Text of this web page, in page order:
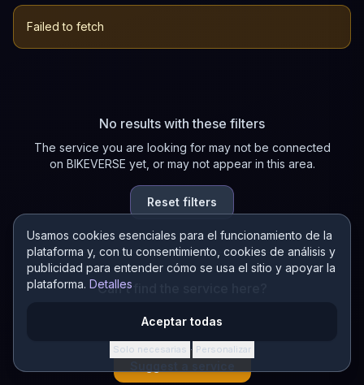
Usamos cookies esenciales para el funcionamiento de la
plataforma y, con tu consentimiento, cookies de análisis y
publicidad para entender cómo se usa el sitio y apoyar la
plataforma. Detalles
Aceptar todas
Solo necesarias · Personalizar
Failed to fetch
No results with these filters
The service you are looking for may not be connected
on BIKEVERSE yet, or may not appear in this area.
Reset filters
Can't find the service here?
BIKEVERSE, you earn 200 AURA.